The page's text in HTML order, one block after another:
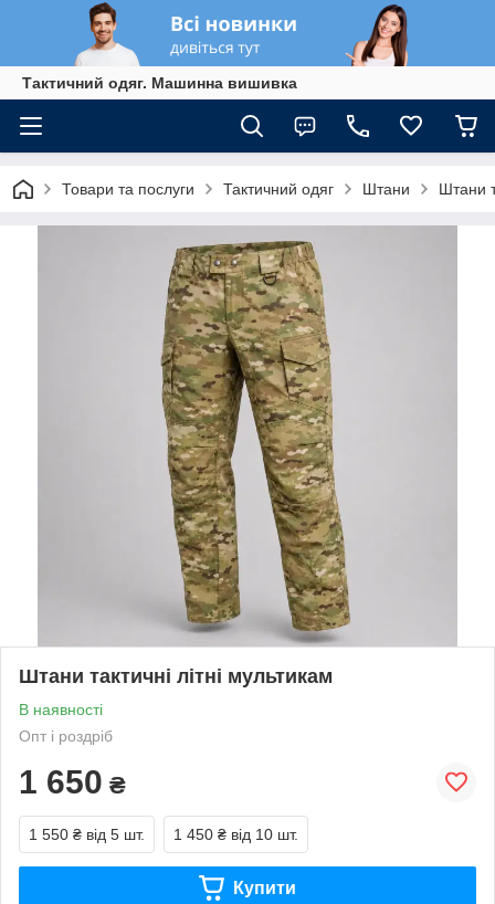
Тактичний одяг. Машинна вишивка
Товари та послуги Тактичний одяг Штани Штани
Штани тактичні літні мультикам
В наявності
Опт і роздріб
1 650 ₴
1 550 ₴ від 5 шт. 1 450 ₴ від 10 шт.
Купити